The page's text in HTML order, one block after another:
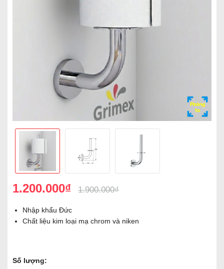
Phóng
to
1.200.000₫ 1.900.000₫
Nhập khẩu Đức
Chất liệu kim loại mạ chrom và niken
Số lượng: